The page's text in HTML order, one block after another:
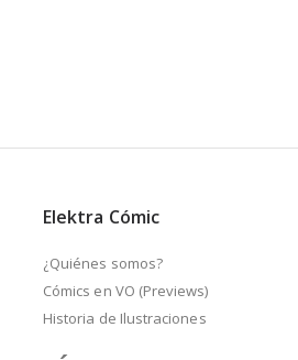
Elektra Cómic
¿Quiénes somos?
Cómics en VO (Previews)
Historia de Ilustraciones